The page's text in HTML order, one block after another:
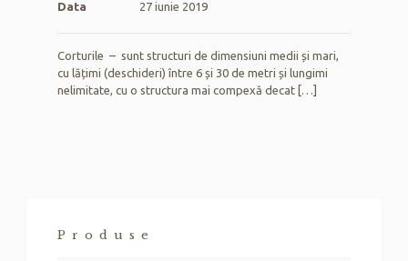
Data 27 iunie 2019
Corturile – sunt structuri de dimensiuni medii și mari,
cu lățimi (deschideri) între 6 și 30 de metri și lungimi
nelimitate, cu o structura mai compexă decat […]
Produse